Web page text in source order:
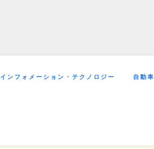
インフォメーション・テクノロジー 自動車